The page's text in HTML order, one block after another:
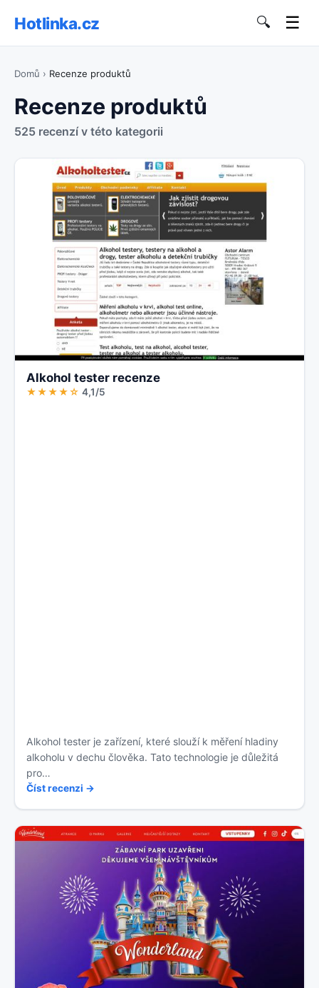
Hotlinka.cz 🔍 ☰
Domů › Recenze produktů
Recenze produktů
525 recenzí v této kategorii
Alkohol tester recenze
★★★★☆ 4,1/5
Alkohol tester je zařízení, které slouží k měření hladiny
alkoholu v dechu člověka. Tato technologie je důležitá
pro…
Číst recenzi →